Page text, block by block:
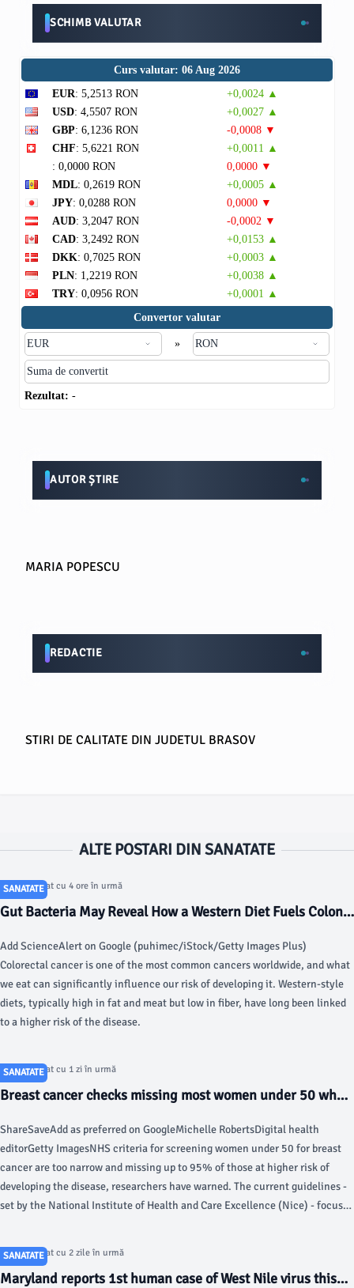
SCHIMB VALUTAR
Curs valutar: 06 Aug 2026
EUR: 5,2513 RON
+0,0024 ▲
USD: 4,5507 RON
+0,0027 ▲
GBP: 6,1236 RON
-0,0008 ▼
CHF: 5,6221 RON
+0,0011 ▲
: 0,0000 RON
0,0000 ▼
MDL: 0,2619 RON
+0,0005 ▲
JPY: 0,0288 RON
0,0000 ▼
AUD: 3,2047 RON
-0,0002 ▼
CAD: 3,2492 RON
+0,0153 ▲
DKK: 0,7025 RON
+0,0003 ▲
PLN: 1,2219 RON
+0,0038 ▲
TRY: 0,0956 RON
+0,0001 ▲
Convertor valutar
»
Rezultat: -
AUTOR ȘTIRE
MARIA POPESCU
REDACTIE
STIRI DE CALITATE DIN JUDETUL BRASOV
ALTE POSTARI DIN SANATATE
SANATATE
Articol postat cu 4 ore în urmă
Gut Bacteria May Reveal How a Western Diet Fuels Colon
Add ScienceAlert on Google (puhimec/iStock/Getty Images Plus)
Colorectal cancer is one of the most common cancers worldwide, and what
we eat can significantly influence our risk of developing it. Western-style
diets, typically high in fat and meat but low in fiber, have long been linked
to a higher risk of the disease.
SANATATE
Articol postat cu 1 zi în urmă
Breast cancer checks missing most women under 50 who
ShareSaveAdd as preferred on GoogleMichelle RobertsDigital health
editorGetty ImagesNHS criteria for screening women under 50 for breast
cancer are too narrow and missing up to 95% of those at higher risk of
developing the disease, researchers have warned. The current guidelines -
set by the National Institute of Health and Care Excellence (Nice) - focus
SANATATE
Articol postat cu 2 zile în urmă
Maryland reports 1st human case of West Nile virus this